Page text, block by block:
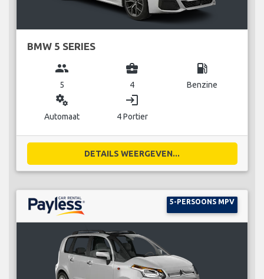
BMW 5 SERIES
group
5
business_center
4
local_gas_station
Benzine
miscellaneous_services
Automaat
login
4 Portier
DETAILS WEERGEVEN...
5-PERSOONS MPV